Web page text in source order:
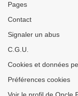
Pages
Contact
Signaler un abus
C.G.U.
Cookies et données
Préférences cookies